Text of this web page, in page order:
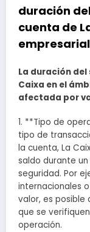
duración
cuenta de
La duración
Caixa en el
afectada por
1. **Tipo de
tipo de
la cuenta, La
saldo durante
seguridad. Por
internacionales
valor, es posible
que se
operación.